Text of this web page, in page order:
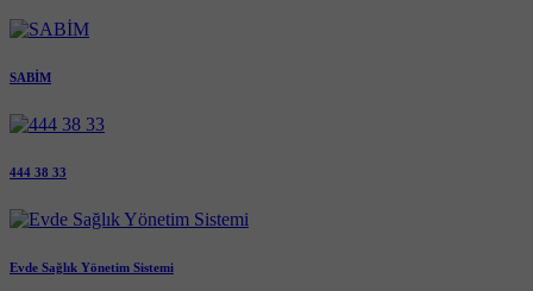
SABİM
444 38 33
Evde Sağlık Yönetim Sistemi